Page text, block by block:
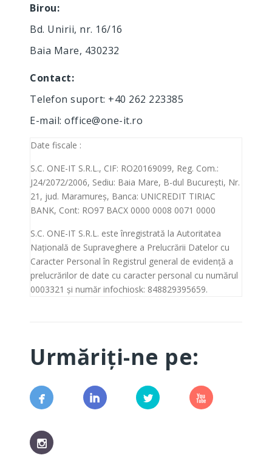
Birou:
Bd. Unirii, nr. 16/16
Baia Mare, 430232
Contact:
Telefon suport: +40 262 223385
E-mail: office@one-it.ro
Date fiscale :
S.C. ONE-IT S.R.L., CIF: RO20169099, Reg. Com.:
J24/2072/2006, Sediu: Baia Mare, B-dul București, Nr.
21, jud. Maramureș, Banca: UNICREDIT TIRIAC
BANK, Cont: RO97 BACX 0000 0008 0071 0000
S.C. ONE-IT S.R.L. este înregistrată la Autoritatea
Națională de Supraveghere a Prelucrării Datelor cu
Caracter Personal în Registrul general de evidență a
prelucrărilor de date cu caracter personal cu numărul
0003321 și număr infochiosk: 848829395659.
Urmăriți-ne pe: